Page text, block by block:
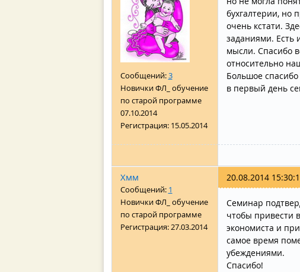
Сообщений:3
Новички ФЛ_ обучение
по старой программе
07.10.2014
Регистрация: 15.05.2014
бухгалтерии, но
очень кстати.
заданиями. Есть
мысли. Спасибо
относительно
Большое
в первый день
Хмм
Сообщений: 1
Новички ФЛ_ обучение
по старой программе
Регистрация:27.03.2014
20.08.2014
Семинар
чтобы привести
экономиста и
самое время
убеждениями.
Спасибо!